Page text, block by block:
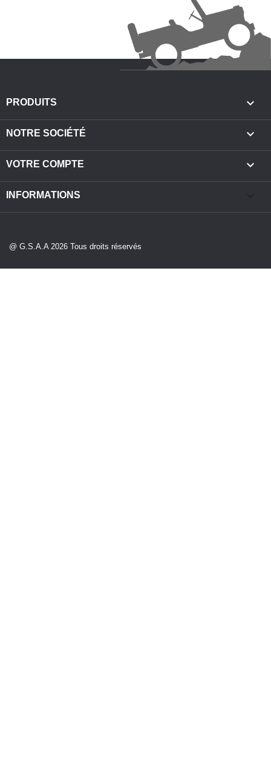
PRODUITS 
NOTRE SOCIÉTÉ 
VOTRE COMPTE 
INFORMATIONS
@ G.S.A.A 2026 Tous droits réservés